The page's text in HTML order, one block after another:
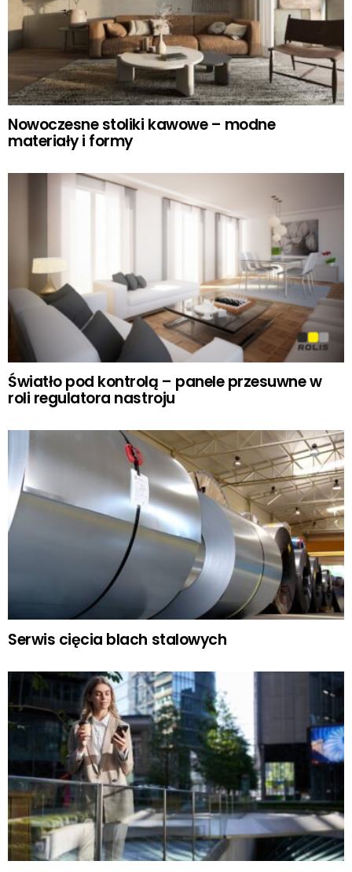
Nowoczesne stoliki kawowe – modne
materiały i formy
Światło pod kontrolą – panele przesuwne w
roli regulatora nastroju
Serwis cięcia blach stalowych